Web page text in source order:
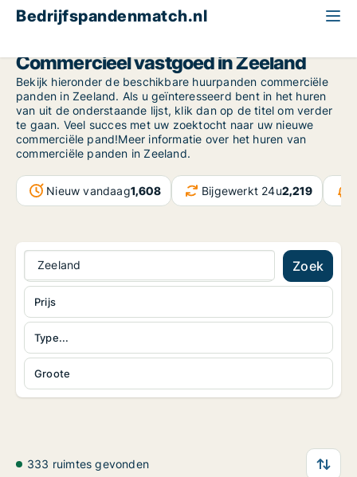
Bedrijfspandenmatch.nl
Commercieel vastgoed in Zeeland
Bekijk hieronder de beschikbare huurpanden commerciële
panden in Zeeland. Als u geïnteresseerd bent in het huren
van uit de onderstaande lijst, klik dan op de titel om verder
te gaan. Veel succes met uw zoektocht naar uw nieuwe
commerciële pand!Meer informatie over het huren van
commerciële panden in Zeeland.
Nieuw vandaag1,608 Bijgewerkt 24u2,219
Zeeland Zoek
Type...
Groote
Prijs
333 ruimtes gevonden